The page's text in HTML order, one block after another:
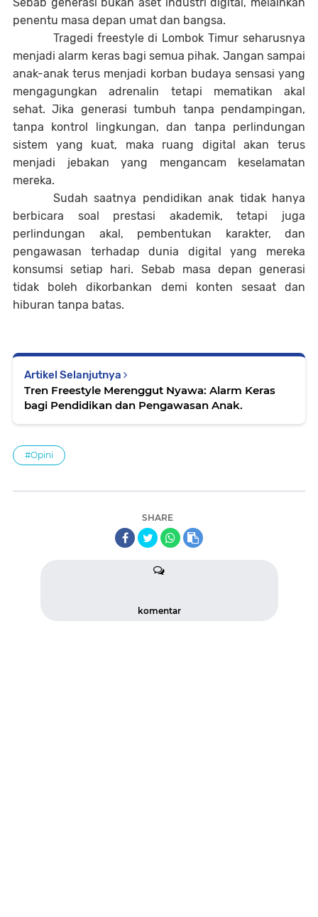
Sebab generasi bukan aset industri digital, melainkan
penentu masa depan umat dan bangsa.
Tragedi freestyle di Lombok Timur seharusnya
menjadi alarm keras bagi semua pihak. Jangan sampai
anak-anak terus menjadi korban budaya sensasi yang
mengagungkan adrenalin tetapi mematikan akal
sehat. Jika generasi tumbuh tanpa pendampingan,
tanpa kontrol lingkungan, dan tanpa perlindungan
sistem yang kuat, maka ruang digital akan terus
menjadi jebakan yang mengancam keselamatan
mereka.
Sudah saatnya pendidikan anak tidak hanya
berbicara soal prestasi akademik, tetapi juga
perlindungan akal, pembentukan karakter, dan
pengawasan terhadap dunia digital yang mereka
konsumsi setiap hari. Sebab masa depan generasi
tidak boleh dikorbankan demi konten sesaat dan
hiburan tanpa batas.
Artikel Selanjutnya
Tren Freestyle Merenggut Nyawa: Alarm Keras
bagi Pendidikan dan Pengawasan Anak.
#Opini
SHARE
komentar